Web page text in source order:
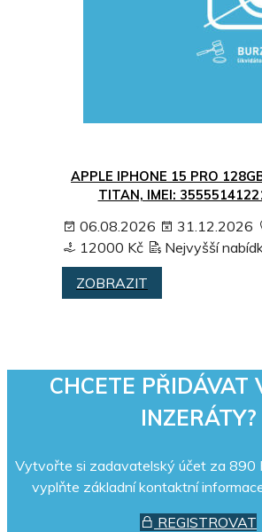
APPLE IPHONE 15 PRO
TITAN, IMEI:
06.08.2026 31.12.2026
12000 Kč
Nejvyšší
ZOBRAZIT
CHCETE PŘIDÁVAT
INZERÁTY?
Vytvořte si zadavatelský účet za 890
vyplňte základní kontaktní
REGISTROVAT